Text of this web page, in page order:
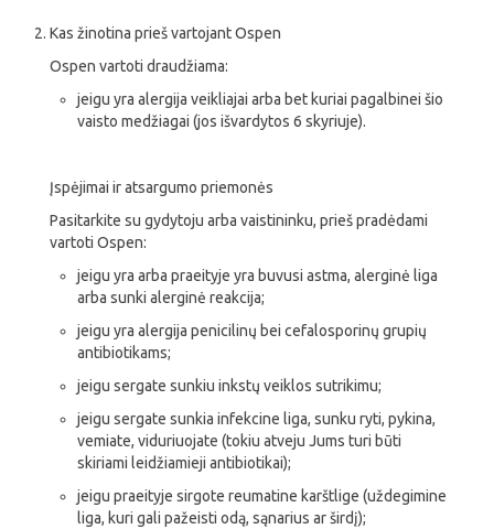
Kas žinotina prieš vartojant Ospen
Ospen vartoti draudžiama:
jeigu yra alergija veikliajai arba bet kuriai pagalbinei šio
vaisto medžiagai (jos išvardytos 6 skyriuje).
Įspėjimai ir atsargumo priemonės
Pasitarkite su gydytoju arba vaistininku, prieš pradėdami
vartoti Ospen:
jeigu yra arba praeityje yra buvusi astma, alerginė liga
arba sunki alerginė reakcija;
jeigu yra alergija penicilinų bei cefalosporinų grupių
antibiotikams;
jeigu sergate sunkiu inkstų veiklos sutrikimu;
jeigu sergate sunkia infekcine liga, sunku ryti, pykina,
vemiate, viduriuojate (tokiu atveju Jums turi būti
skiriami leidžiamieji antibiotikai);
jeigu praeityje sirgote reumatine karštlige (uždegimine
liga, kuri gali pažeisti odą, sąnarius ar širdį);